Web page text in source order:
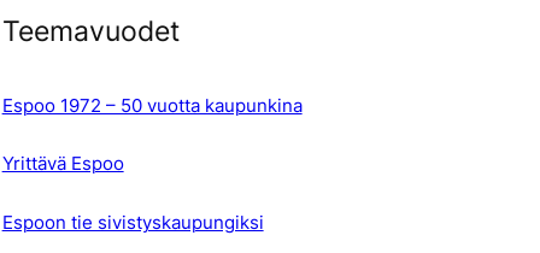
Teemavuodet
Espoo 1972 – 50 vuotta kaupunkina
Yrittävä Espoo
Espoon tie sivistyskaupungiksi